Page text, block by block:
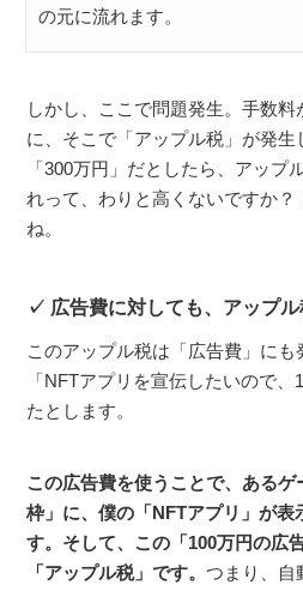
の元に流れます。
しかし、ここで問題発生。手数
に、そこで「アップル税」が発
「300万円」だとしたら、アップ
れって、わりと高くないですか？
ね。
広告費に対しても、アップ
このアップル税は「広告費」に
「NFTアプリを宣伝したいので
たとします。
この広告費を使うことで、ある
枠」に、僕の「NFTアプリ」が表
す。そして、この「100万円の広
「アップル税」です。つまり、自